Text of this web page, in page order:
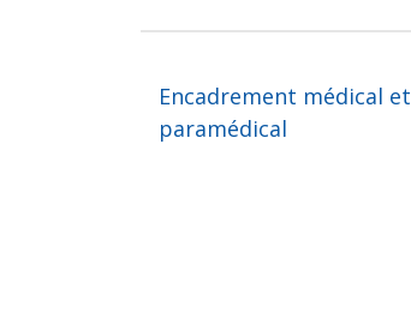
Encadrement médical et
paramédical